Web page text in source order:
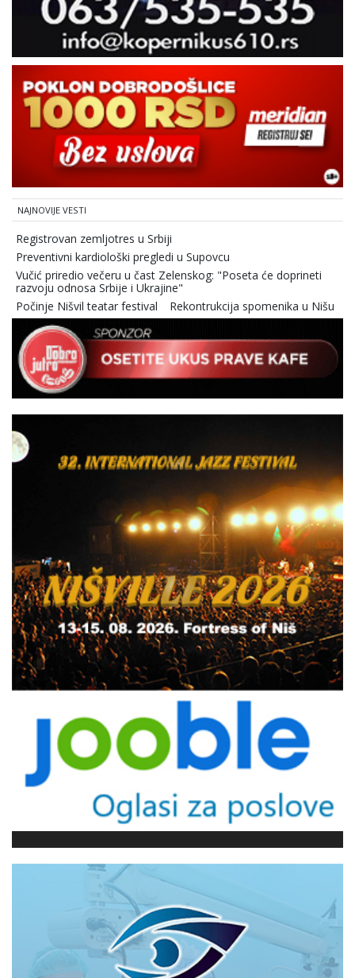
NAJNOVIJE VESTI
Registrovan zemljotres u Srbiji
Preventivni kardiološki pregledi u Supovcu
Vučić priredio večeru u čast Zelenskog: "Poseta će doprineti
razvoju odnosa Srbije i Ukrajine"
Počinje Nišvil teatar festival
Rekontrukcija spomenika u Nišu